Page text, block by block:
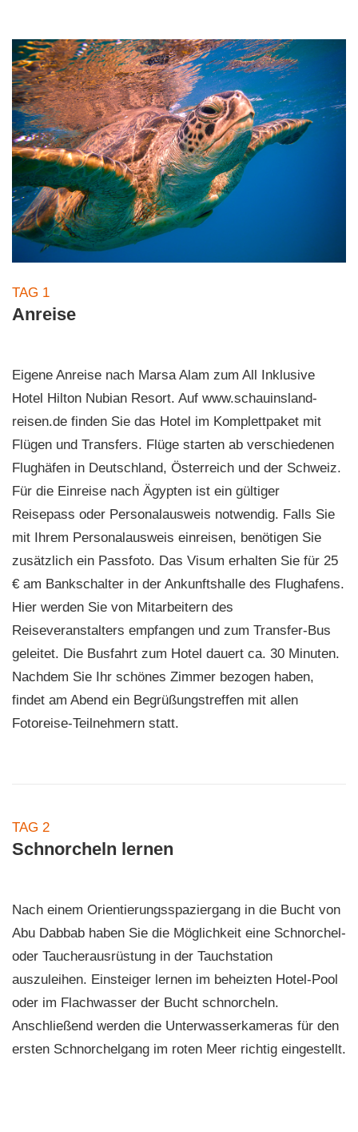
TAG 1
Anreise
Eigene Anreise nach Marsa Alam zum All Inklusive
Hotel Hilton Nubian Resort. Auf www.schauinsland-
reisen.de finden Sie das Hotel im Komplettpaket mit
Flügen und Transfers. Flüge starten ab verschiedenen
Flughäfen in Deutschland, Österreich und der Schweiz.
Für die Einreise nach Ägypten ist ein gültiger
Reisepass oder Personalausweis notwendig. Falls Sie
mit Ihrem Personalausweis einreisen, benötigen Sie
zusätzlich ein Passfoto. Das Visum erhalten Sie für 25
€ am Bankschalter in der Ankunftshalle des Flughafens.
Hier werden Sie von Mitarbeitern des
Reiseveranstalters empfangen und zum Transfer-Bus
geleitet. Die Busfahrt zum Hotel dauert ca. 30 Minuten.
Nachdem Sie Ihr schönes Zimmer bezogen haben,
findet am Abend ein Begrüßungstreffen mit allen
Fotoreise-Teilnehmern statt.
TAG 2
Schnorcheln lernen
Nach einem Orientierungsspaziergang in die Bucht von
Abu Dabbab haben Sie die Möglichkeit eine Schnorchel-
oder Taucherausrüstung in der Tauchstation
auszuleihen. Einsteiger lernen im beheizten Hotel-Pool
oder im Flachwasser der Bucht schnorcheln.
Anschließend werden die Unterwasserkameras für den
ersten Schnorchelgang im roten Meer richtig eingestellt.